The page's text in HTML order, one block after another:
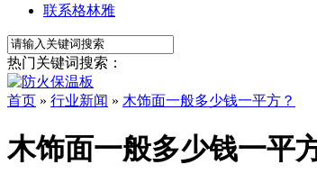
联系格林雅
热门关键词搜索：
首页 » 行业新闻 » 木饰面一般多少钱一平方？
木饰面一般多少钱一平